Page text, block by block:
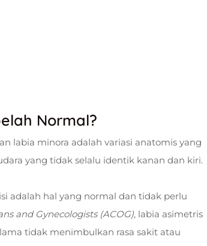
Normal?
labia minora adalah variasi anatomis yang
yang tidak selalu identik kanan dan kiri.
adalah hal yang normal dan tidak perlu
and Gynecologists (ACOG), labia asimetris
tidak menimbulkan rasa sakit atau